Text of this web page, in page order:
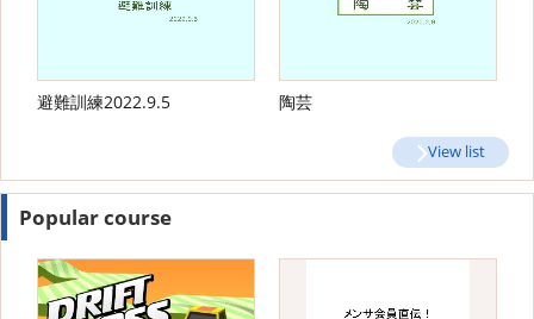
避難訓練2022.9.5 陶芸
View list
Popular course